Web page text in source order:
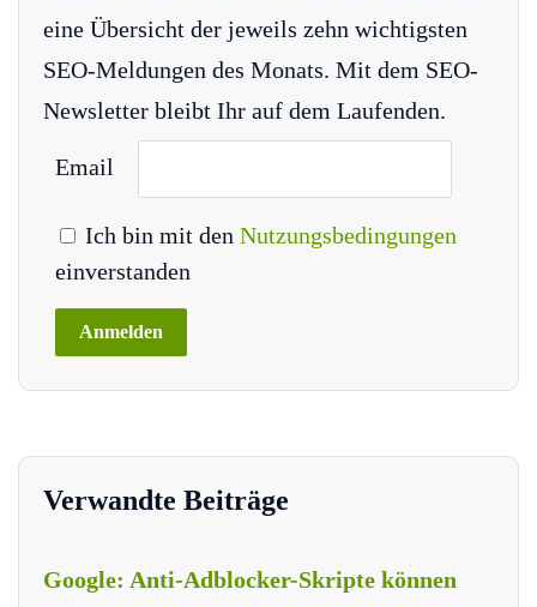
eine Übersicht der jeweils zehn wichtigsten
SEO-Meldungen des Monats. Mit dem SEO-
Newsletter bleibt Ihr auf dem Laufenden.
Email
Ich bin mit den Nutzungsbedingungen
einverstanden
Verwandte Beiträge
Google: Anti-Adblocker-Skripte können